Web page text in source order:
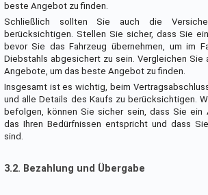
beste Angebot zu finden.
Schließlich sollten Sie auch die
berücksichtigen. Stellen Sie sicher, dass Sie
bevor Sie das Fahrzeug übernehmen, um im
Diebstahls abgesichert zu sein. Vergleichen Sie
Angebote, um das beste Angebot zu finden.
Insgesamt ist es wichtig, beim
und alle Details des Kaufs zu berücksichtigen.
befolgen, können Sie sicher sein, dass Sie ein
das Ihren Bedürfnissen entspricht und dass
sind.
3.2. Bezahlung und Übergabe